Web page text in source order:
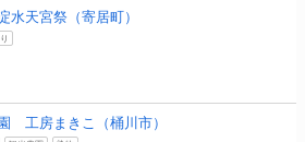
水天宮祭（寄居町）
工房まきこ（桶川市）